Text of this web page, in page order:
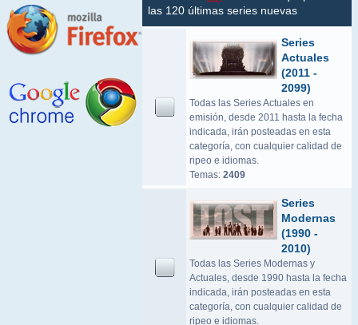
las 120 últimas series nuevas
Series
Actuales
(2011 -
2099)
Todas las Series Actuales en
emisión, desde 2011 hasta la fecha
indicada, irán posteadas en esta
categoría, con cualquier calidad de
ripeo e idiomas.
Temas: 2409
Series
Modernas
(1990 -
2010)
Todas las Series Modernas y
Actuales, desde 1990 hasta la fecha
indicada, irán posteadas en esta
categoría, con cualquier calidad de
ripeo e idiomas.